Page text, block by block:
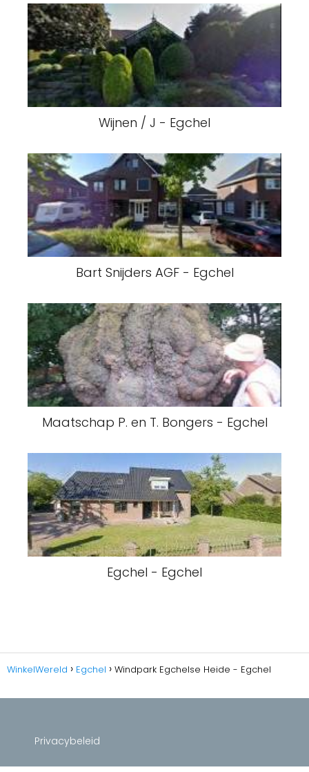
Wijnen / J - Egchel
Bart Snijders AGF - Egchel
Maatschap P. en T. Bongers - Egchel
Egchel - Egchel
WinkelWereld Egchel Windpark Egchelse Heide - Egchel
Privacybeleid